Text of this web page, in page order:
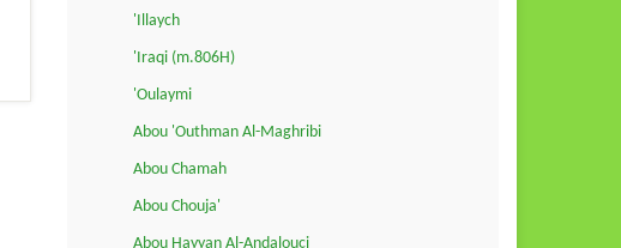
'Illaych
'Iraqi (m.806H)
'Oulaymi
Abou 'Outhman Al-Maghribi
Abou Chamah
Abou Chouja'
Abou Hayyan Al-Andalouçi